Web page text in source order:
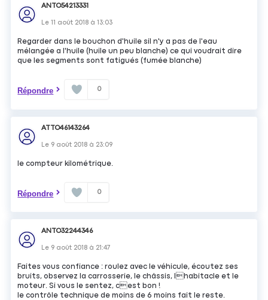
ANTO54213331
Le11 août 2018 à13:03
Regarder dans le bouchon d'huile sil n'y a pas de l'eau
mélangée a l'huile (huile un peu blanche) ce qui voudrait dire
que les segments sont fatigués (fumée blanche)
Répondre 0
ATTO46143264
Le 9 août 2018 à 23:09
le compteur kilométrique.
Répondre 0
ANTO32244346
Le 9 août 2018 à 21:47
Faites vous confiance : roulez avec le véhicule, écoutez ses
bruits, observez la carrosserie, le châssis, lhabitacle et le
moteur. Si vous le sentez, cest bon !
le contrôle technique de moins de 6 moins fait le reste.